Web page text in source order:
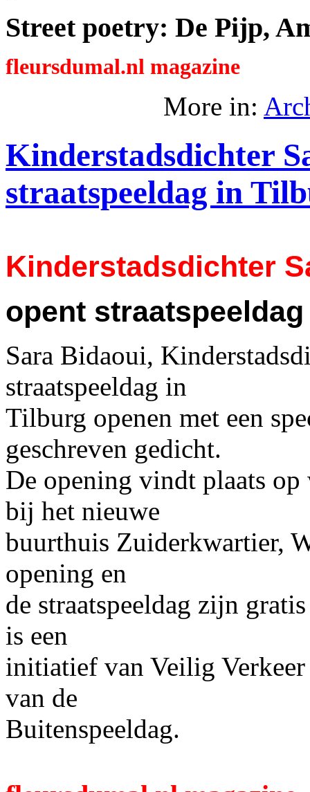
Street poetry: De Pijp,
fleursdumal.nl magazine
More in:
Kinderstadsdichter
straatspeeldag in
Kinderstadsdichter
opent
Sara Bidaoui,
straatspeeldag in
Tilburg openen met een
geschreven gedicht.
De opening vindt plaats
bij het nieuwe
buurthuis Zuiderkwartier,
opening en
de straatspeeldag zijn
is een
initiatief van Veilig Verkeer
van de
Buitenspeeldag.